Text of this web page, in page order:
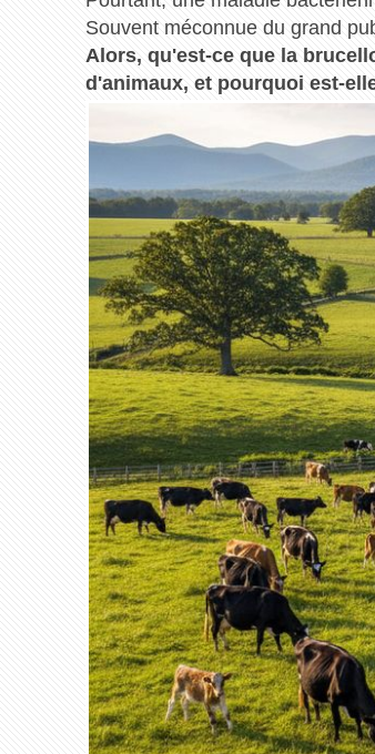
Souvent méconnue du grand
Alors, qu'est-ce que la
d'animaux, et pourquoi est-